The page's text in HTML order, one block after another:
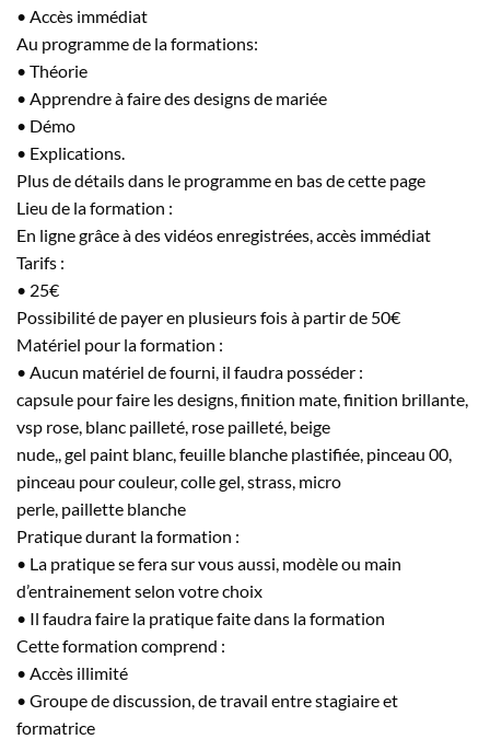
• Accès immédiat
Au programme de la formations:
• Théorie
• Apprendre à faire des designs de mariée
• Démo
• Explications.
Plus de détails dans le programme en bas de cette page
Lieu de la formation :
En ligne grâce à des vidéos enregistrées, accès immédiat
Tarifs :
• 25€
Possibilité de payer en plusieurs fois à partir de 50€
Matériel pour la formation :
• Aucun matériel de fourni, il faudra posséder :
capsule pour faire les designs, finition mate, finition brillante,
vsp rose, blanc pailleté, rose pailleté, beige
nude,, gel paint blanc, feuille blanche plastifiée, pinceau 00,
pinceau pour couleur, colle gel, strass, micro
perle, paillette blanche
Pratique durant la formation :
• La pratique se fera sur vous aussi, modèle ou main
d’entrainement selon votre choix
• Il faudra faire la pratique faite dans la formation
Cette formation comprend :
• Accès illimité
• Groupe de discussion, de travail entre stagiaire et
formatrice